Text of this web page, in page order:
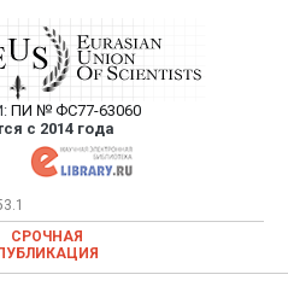
Союз Ученых —
статей в
журнале
ПИ № ФС77-63060
с 2014 года
публикация научных статей в
научном журнале
СРОЧНАЯ